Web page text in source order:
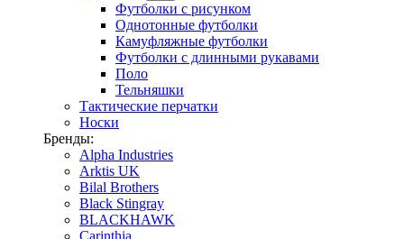
Футболки с рисунком
Однотонные футболки
Камуфляжные футболки
Футболки с длинными рукавами
Поло
Тельняшки
Тактические перчатки
Носки
Бренды:
Alpha Industries
Arktis UK
Bilal Brothers
Black Stingray
BLACKHAWK
Carinthia